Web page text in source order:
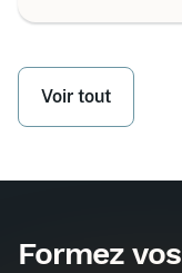
Voir tout
Formez vos